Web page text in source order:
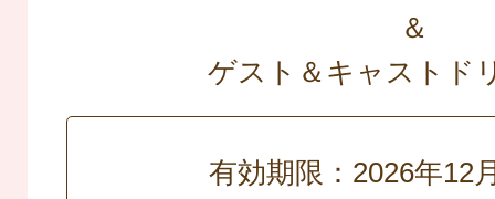
＆
ゲスト＆キャストド
有効期限：2026年12